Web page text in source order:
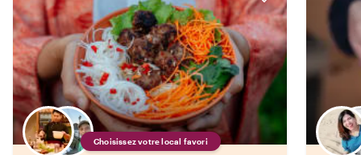
Choisissez votre local favori